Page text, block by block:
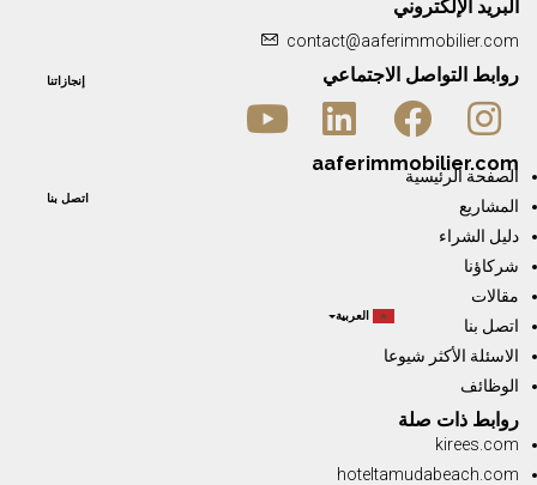
إنجازاتنا
اتصل بنا
العربية
البريد الإلكتروني
contact@aaferimmobilier.com
روابط التواصل الاجتماعي
aaferimmobilier.com
الصفحة الرئيسية
المشاريع
دليل الشراء
شركاؤنا
مقالات
اتصل بنا
الاسئلة الأكثر شيوعا
الوظائف
روابط ذات صلة
kirees.com
hoteltamudabeach.com